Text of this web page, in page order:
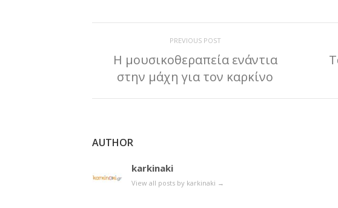
PREVIOUS POST
Η μουσικοθεραπεία ενάντια
στην μάχη για τον καρκίνο
AUTHOR
karkinaki
View all posts by karkinaki →